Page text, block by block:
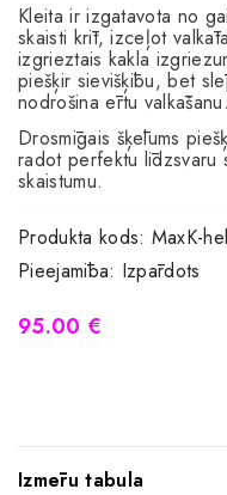
Kleita ir izgatavota no
skaisti krīt, izceļot
izgrieztais kakla
piešķir sievišķību, bet
nodrošina ērtu valkāšanu.
Drosmīgais šķēlums
radot perfektu līdzsvaru
skaistumu.
Produkta kods: MaxK-
Pieejamība: Izpārdots
95.00 €
Izmēru tabula